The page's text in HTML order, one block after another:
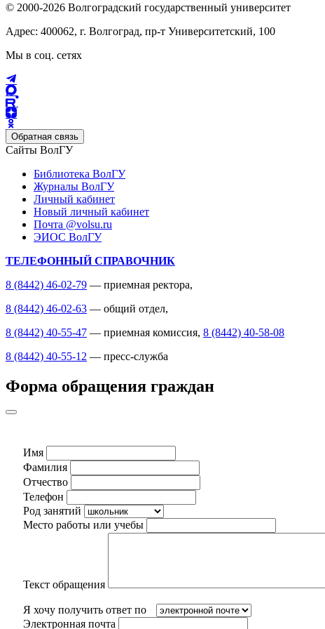
© 2000-2026 Волгоградский государственный университет
Адрес: 400062, г. Волгоград, пр-т Университетский, 100
Мы в соц. сетях
Обратная связь
Сайты ВолГУ
Библиотека ВолГУ
Журналы ВолГУ
Личный кабинет
Новый личный кабинет
Почта @volsu.ru
ЭИОС ВолГУ
ТЕЛЕФОННЫЙ СПРАВОЧНИК
8 (8442) 46-02-79 — приемная ректора,
8 (8442) 46-02-63 — общий отдел,
8 (8442) 40-55-47 — приемная комиссия, 8 (8442) 40-58-08
8 (8442) 40-55-12 — пресс-служба
Форма обращения граждан
Имя
Фамилия
Отчество
Телефон
Род занятий
Место работы или учебы
Текст обращения
Я хочу получить ответ по
Электронная почта